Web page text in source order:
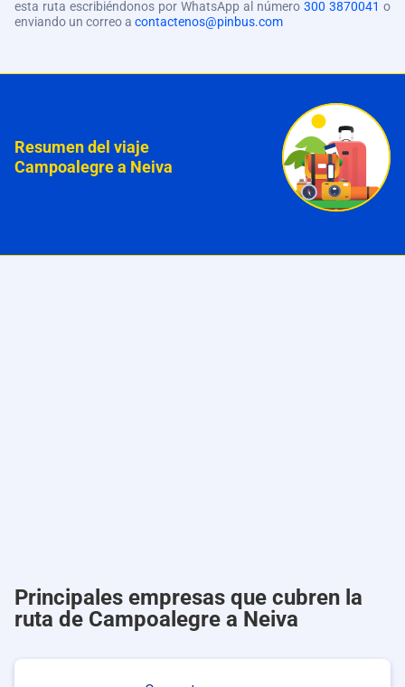
esta ruta escribiéndonos por WhatsApp al número 300 3870041 o
enviando un correo a contactenos@pinbus.com
Resumen del viaje
Campoalegre a Neiva
Principales empresas que cubren la
ruta de Campoalegre a Neiva